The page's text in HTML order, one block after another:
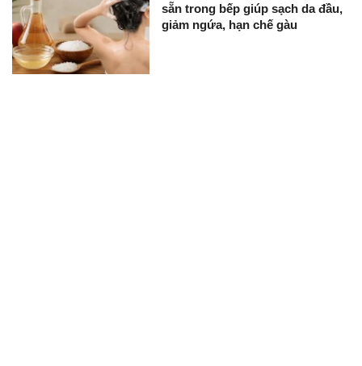
sẵn trong bếp giúp sạch da đầu,
giảm ngứa, hạn chế gàu